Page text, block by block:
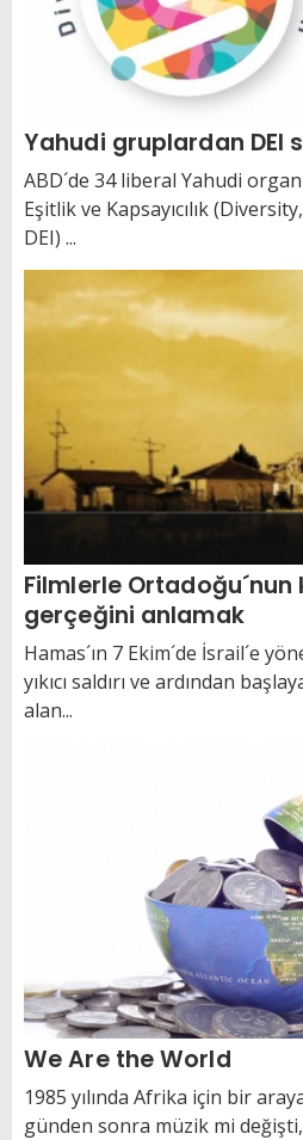
Yahudi gruplardan DEI
ABD´de 34 liberal Yahudi
Eşitlik ve Kapsayıcılık
DEI) ...
Filmlerle Ortadoğu´nun
gerçeğini anlamak
Hamas´ın 7 Ekim´de İsrail´e
yıkıcı saldırı ve ardından
alan...
We Are the World
1985 yılında Afrika için bir
günden sonra müzik mi değişti,